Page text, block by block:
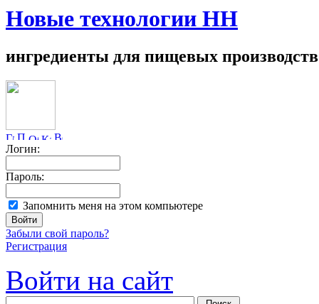
Новые технологии НН
ингредиенты для пищевых производств
Логин:
Пароль:
Запомнить меня на этом компьютере
Забыли свой пароль?
Регистрация
Войти на сайт